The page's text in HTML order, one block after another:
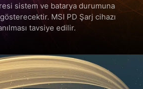
sistem ve batarya durumuna
MSI PD Şarj cihazı
tavsiye edilir.